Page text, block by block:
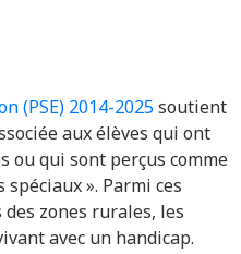
(PSE) 2014-2025soutient
aux élèves qui ont
qui sont perçus comme
». Parmi ces
zones rurales, les
avec un handicap.